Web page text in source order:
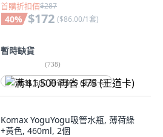
首購折扣價$287
40% $172 ($86.00/1套)
暫時缺貨
(738)
满 $1,500 再省 $75 (王道卡)
Komax YoguYogu吸管水瓶, 薄荷綠
+黃色, 460ml, 2個